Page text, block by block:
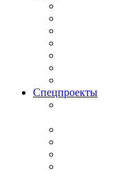
Спецпроекты